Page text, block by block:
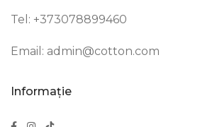
Tel: +373078899460
Email: admin@cotton.com
Informație